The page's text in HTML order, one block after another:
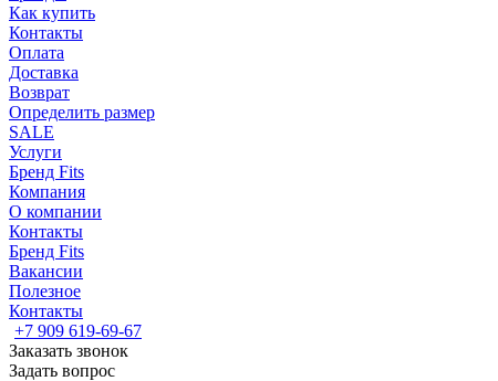
Как купить
Контакты
Оплата
Доставка
Возврат
Определить размер
SALE
Услуги
Бренд Fits
Компания
О компании
Контакты
Бренд Fits
Вакансии
Полезное
Контакты
+7 909 619-69-67
Заказать звонок
Задать вопрос